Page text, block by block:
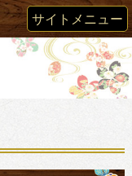
サイトメニュー